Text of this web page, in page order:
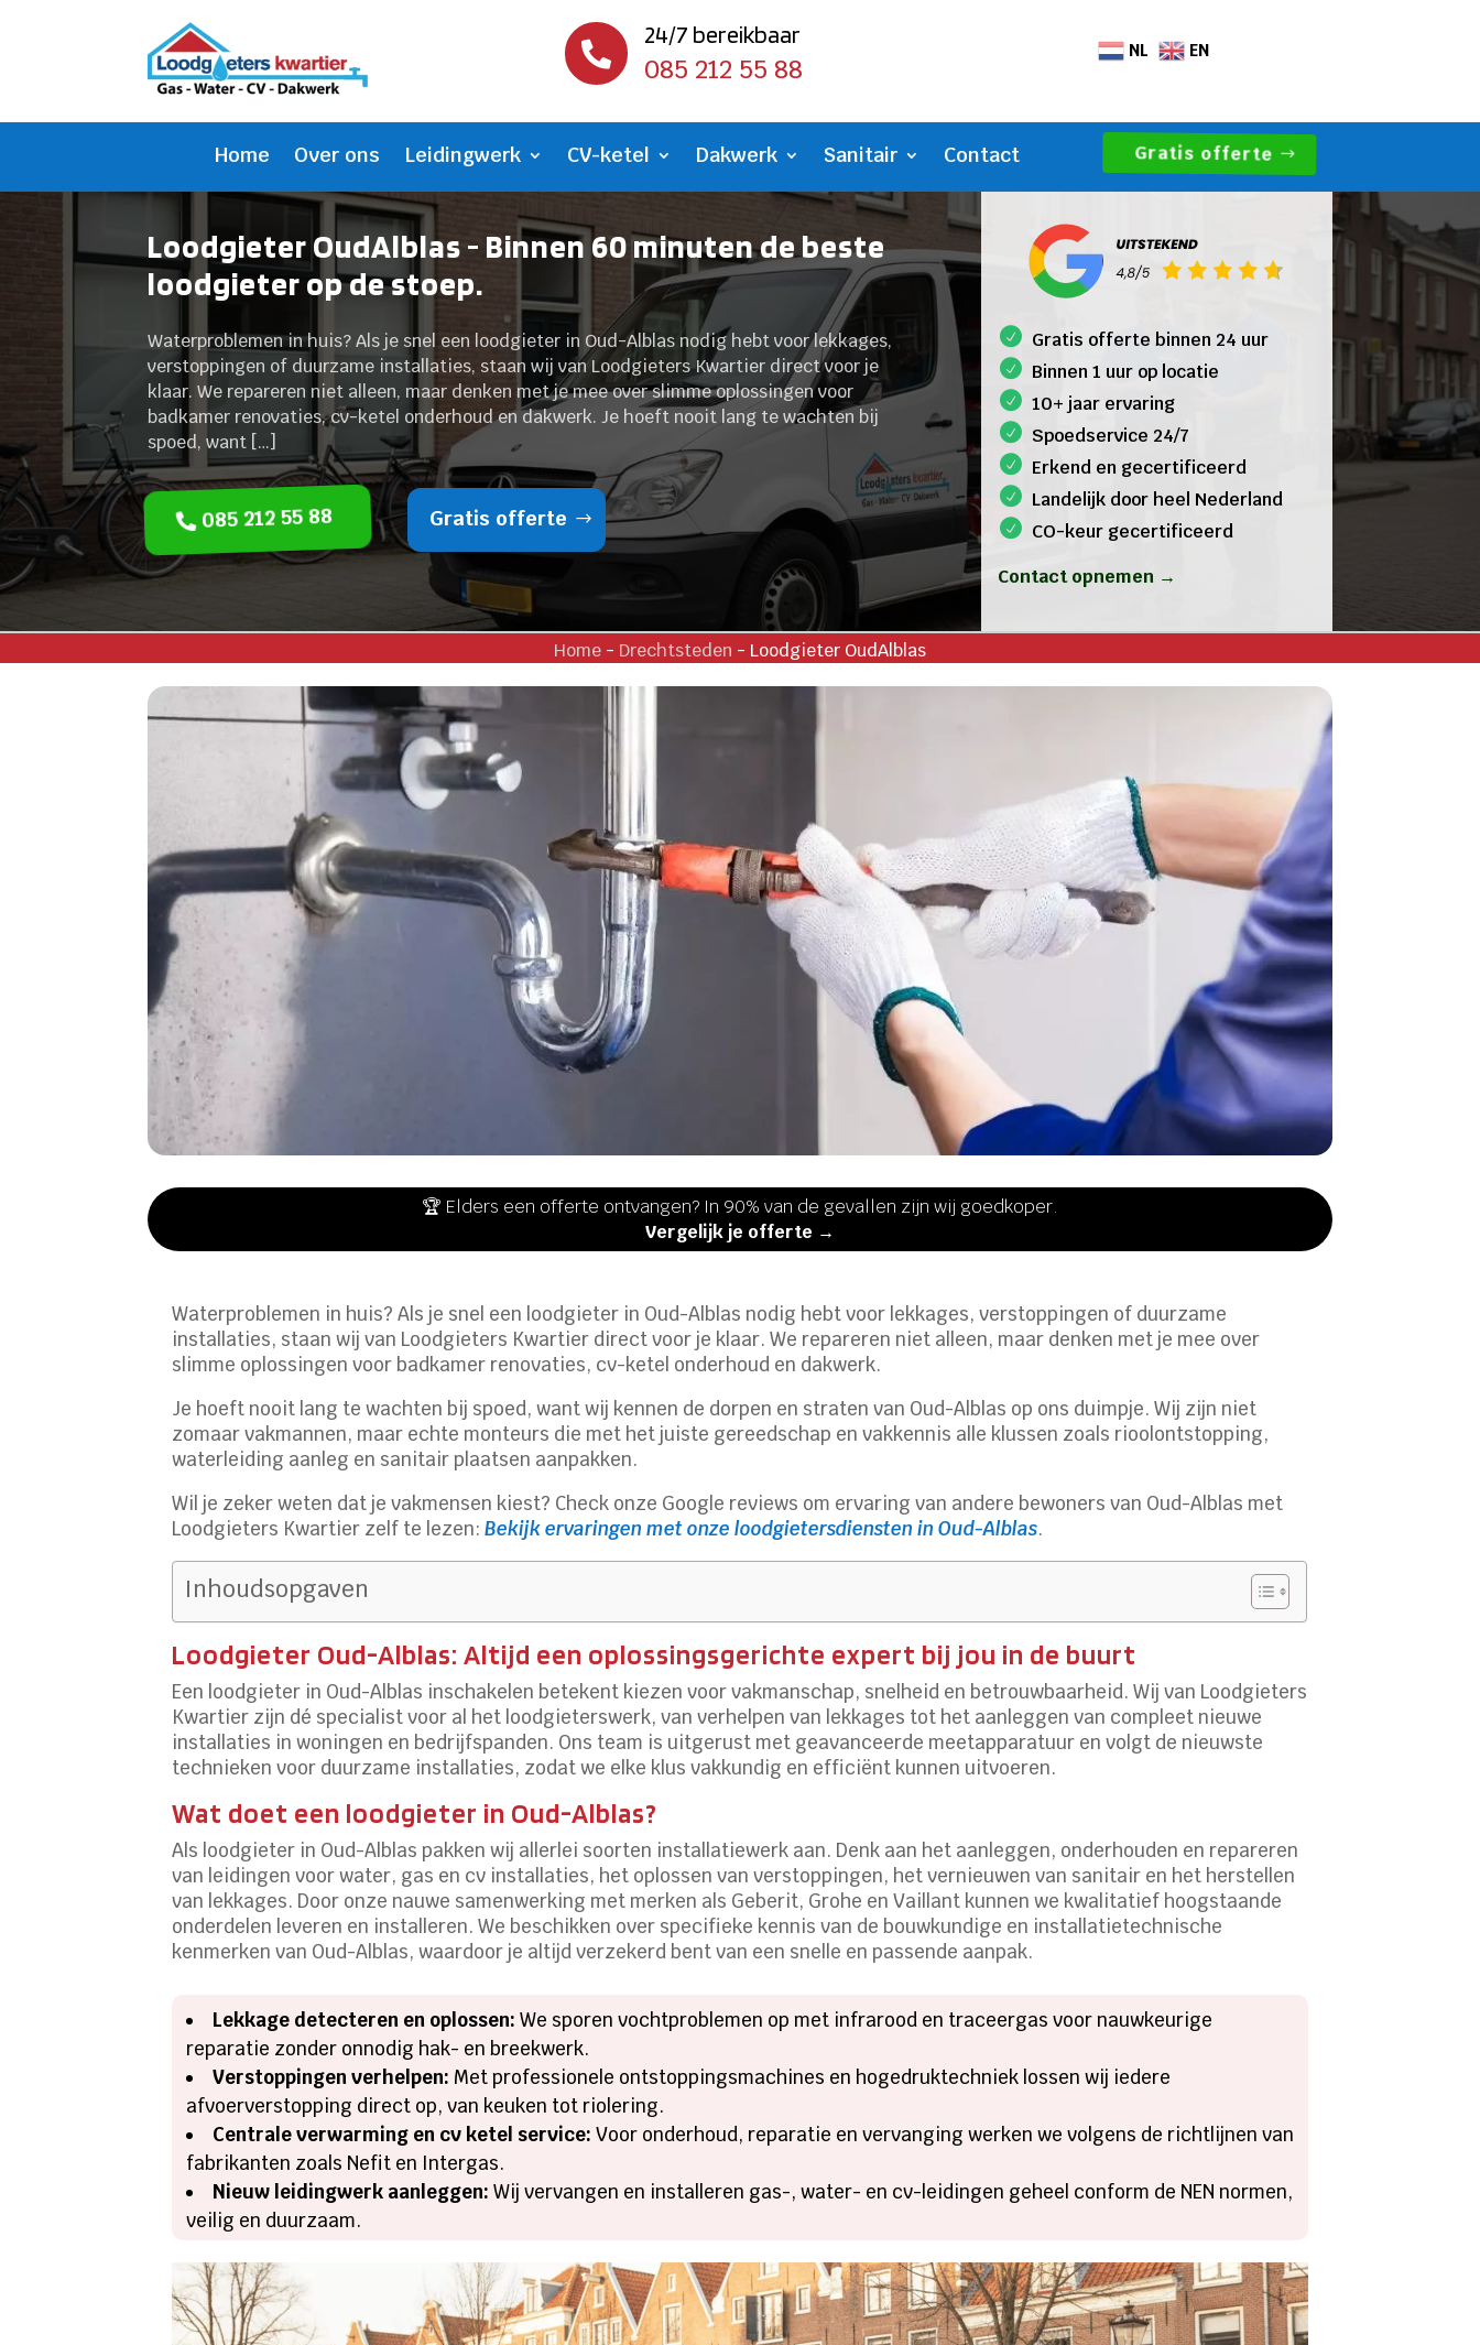

24/7 bereikbaar
085 212 55 88
NL EN
Home Over ons Leidingwerk CV-ketel Dakwerk Sanitair Contact Gratis offerte
Loodgieter OudAlblas - Binnen 60 minuten de beste
loodgieter op de stoep.
Waterproblemen in huis? Als je snel een loodgieter in Oud-Alblas nodig hebt voor lekkages,
verstoppingen of duurzame installaties, staan wij van Loodgieters Kwartier direct voor je
klaar. We repareren niet alleen, maar denken met je mee over slimme oplossingen voor
badkamer renovaties, cv-ketel onderhoud en dakwerk. Je hoeft nooit lang te wachten bij
spoed, want […]
085 212 55 88 Gratis offerte
Gratis offerte binnen 24 uur
Binnen 1 uur op locatie
10+ jaar ervaring
Spoedservice 24/7
Erkend en gecertificeerd
Landelijk door heel Nederland
CO-keur gecertificeerd
Contact opnemen →
Home - Drechtsteden - Loodgieter OudAlblas
🏆 Elders een offerte ontvangen? In 90% van de gevallen zijn wij goedkoper.
Vergelijk je offerte →
Waterproblemen in huis? Als je snel een loodgieter in Oud-Alblas nodig hebt voor lekkages, verstoppingen of duurzame
installaties, staan wij van Loodgieters Kwartier direct voor je klaar. We repareren niet alleen, maar denken met je mee over
slimme oplossingen voor badkamer renovaties, cv-ketel onderhoud en dakwerk.
Je hoeft nooit lang te wachten bij spoed, want wij kennen de dorpen en straten van Oud-Alblas op ons duimpje. Wij zijn niet
zomaar vakmannen, maar echte monteurs die met het juiste gereedschap en vakkennis alle klussen zoals rioolontstopping,
waterleiding aanleg en sanitair plaatsen aanpakken.
Wil je zeker weten dat je vakmensen kiest? Check onze Google reviews om ervaring van andere bewoners van Oud-Alblas met
Loodgieters Kwartier zelf te lezen:Bekijk ervaringen met onze loodgietersdiensten in Oud-Alblas.
Inhoudsopgaven
Loodgieter Oud-Alblas: Altijd een oplossingsgerichte expert bij jou in de buurt
Een loodgieter in Oud-Alblas inschakelen betekent kiezen voor vakmanschap, snelheid en betrouwbaarheid. Wij van Loodgieters
Kwartier zijn dé specialist voor al het loodgieterswerk, van verhelpen van lekkages tot het aanleggen van compleet nieuwe
installaties in woningen en bedrijfspanden. Ons team is uitgerust met geavanceerde meetapparatuur en volgt de nieuwste
technieken voor duurzame installaties, zodat we elke klus vakkundig en efficiënt kunnen uitvoeren.
Wat doet een loodgieter in Oud-Alblas?
Als loodgieter in Oud-Alblas pakken wij allerlei soorten installatiewerk aan. Denk aan het aanleggen, onderhouden en repareren
van leidingen voor water, gas en cv installaties, het oplossen van verstoppingen, het vernieuwen van sanitair en het herstellen
van lekkages. Door onze nauwe samenwerking met merken als Geberit, Grohe en Vaillant kunnen we kwalitatief hoogstaande
onderdelen leveren en installeren. We beschikken over specifieke kennis van de bouwkundige en installatietechnische
kenmerken van Oud-Alblas, waardoor je altijd verzekerd bent van een snelle en passende aanpak.
Lekkage detecteren en oplossen: We sporen vochtproblemen op met infrarood en traceergas voor nauwkeurige
reparatie zonder onnodig hak- en breekwerk.
Verstoppingen verhelpen: Met professionele ontstoppingsmachines en hogedruktechniek lossen wij iedere
afvoerverstopping direct op, van keuken tot riolering.
Centrale verwarming en cv ketel service: Voor onderhoud, reparatie en vervanging werken we volgens de richtlijnen van
fabrikanten zoals Nefit en Intergas.
Nieuw leidingwerk aanleggen: Wij vervangen en installeren gas-, water- en cv-leidingen geheel conform de NEN normen,
veilig en duurzaam.